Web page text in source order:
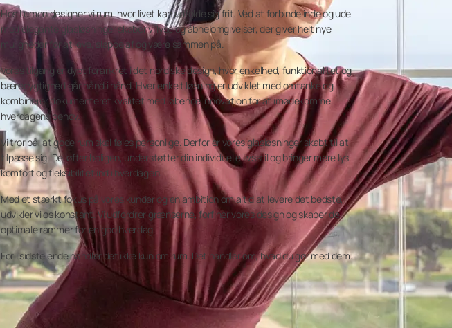
Hos Lumon designer vi rum, hvor livet kan udfolde sig frit. Ved at forbinde inde og ude
med elegante glasløsninger skaber vi lyse og åbne omgivelser, der giver helt nye
muligheder for at leve, slappe af og være sammen på.
Vores tilgang er dybt forankret i det nordiske design, hvor enkelhed, funktionalitet og
bæredygtighed går hånd i hånd. Hver enkelt løsning er udviklet med omtanke og
kombinerer dokumenteret kvalitet med løbende innovation for at imødekomme
hverdagens behov.
Vi tror på, at gode rum skal føles personlige. Derfor er vores glasløsninger skabt til at
tilpasse sig. De løfter boligen, understøtter din individuelle livsstil og bringer mere lys,
komfort og fleksibilitet ind i hverdagen.
Med et stærkt fokus på vores kunder og en ambition om altid at levere det bedste,
udvikler vi os konstant. Vi udfordrer grænserne, forfiner vores design og skaber de
optimale rammer for en god hverdag.
For i sidste ende handler det ikke kun om rum. Det handler om, hvad du gør med dem.